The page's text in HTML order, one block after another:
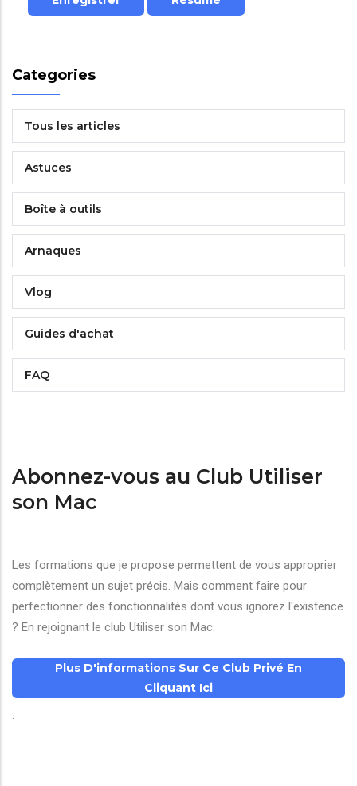
Categories
Tous les articles
Astuces
Boîte à outils
Arnaques
Vlog
Guides d'achat
FAQ
Abonnez-vous au Club Utiliser
son Mac
Les formations que je propose permettent de vous approprier
complètement un sujet précis. Mais comment faire pour
perfectionner des fonctionnalités dont vous ignorez l'existence
? En rejoignant le club Utiliser son Mac.
Plus D'informations Sur Ce Club Privé En
Cliquant Ici
.